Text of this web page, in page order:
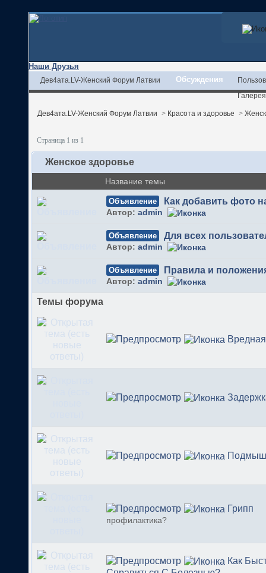
Наши Друзья
Дев4ата.LV-Женский Форум Латвии Обсуждения
Галерея
Дев4ата.LV-Женский Форум Латвии > Красота и здоровье >
Страница 1 из 1
Женское здоровье
Название темы
Объявление Как добавить фото
Автор: admin
Объявление Для всех
Автор: admin
Объявление Правила и
Автор: admin
Темы форума
Грипп
профилактика?
Как